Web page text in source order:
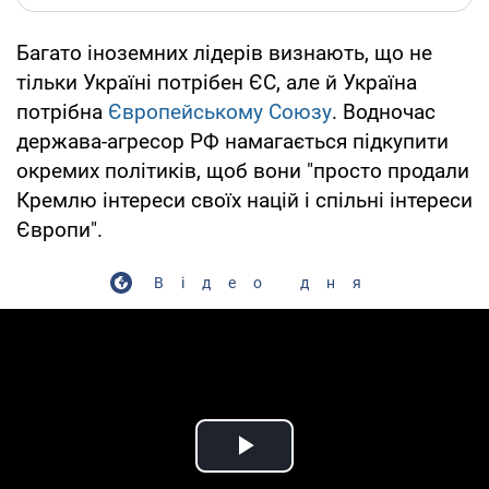
Багато іноземних лідерів визнають, що не
тільки Україні потрібен ЄС, але й Україна
потрібна Європейському Союзу. Водночас
держава-агресор РФ намагається підкупити
окремих політиків, щоб вони "просто продали
Кремлю інтереси своїх націй і спільні інтереси
Європи".
Відео дня
Play Video